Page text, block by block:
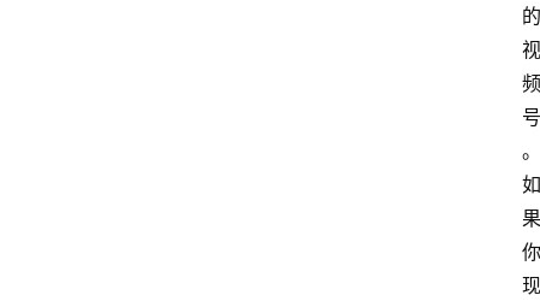
的
视
频
号
。
如
果
你
现